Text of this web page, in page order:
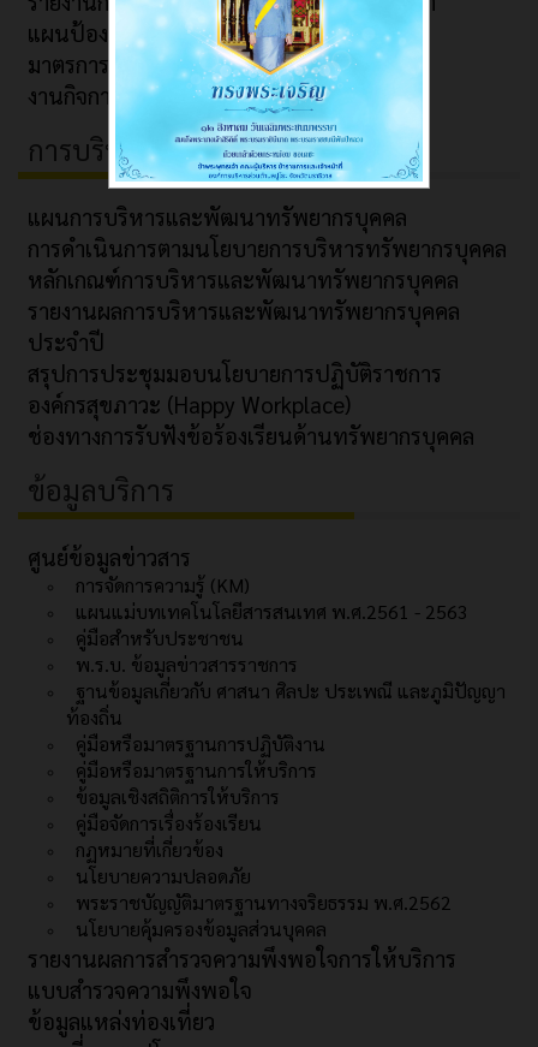
แผนป้องกันและปราบปรามการทุจริต
มาตรการประหยัดพลังงาน
งานกิจการสภา
การบริหารทรัพยากรบุคคล
แผนการบริหารและพัฒนาทรัพยากรบุคคล
การดำเนินการตามนโยบายการบริหารทรัพยากรบุคคล
หลักเกณฑ์การบริหารและพัฒนาทรัพยากรบุคคล
รายงานผลการบริหารและพัฒนาทรัพยากรบุคคล
ประจำปี
สรุปการประชุมมอบนโยบายการปฏิบัติราชการ
องค์กรสุขภาวะ (Happy Workplace)
ช่องทางการรับฟังข้อร้องเรียนด้านทรัพยากรบุคคล
ข้อมูลบริการ
ศูนย์ข้อมูลข่าวสาร
การจัดการความรู้ (KM)
แผนแม่บทเทคโนโลยีสารสนเทศ พ.ศ.2561 - 2563
คู่มือสำหรับประชาชน
พ.ร.บ. ข้อมูลข่าวสารราชการ
ฐานข้อมูลเกี่ยวกับ ศาสนา ศิลปะ ประเพณี และภูมิปัญญา
ท้องถิ่น
คู่มือหรือมาตรฐานการปฏิบัติงาน
คู่มือหรือมาตรฐานการให้บริการ
ข้อมูลเชิงสถิติการให้บริการ
คู่มือจัดการเรื่องร้องเรียน
กฏหมายที่เกี่ยวข้อง
นโยบายความปลอดภัย
พระราชบัญญัติมาตรฐานทางจริยธรรม พ.ศ.2562
นโยบายคุ้มครองข้อมูลส่วนบุคคล
รายงานผลการสำรวจความพึงพอใจการให้บริการ
แบบสำรวจความพึงพอใจ
ข้อมูลแหล่งท่องเที่ยว